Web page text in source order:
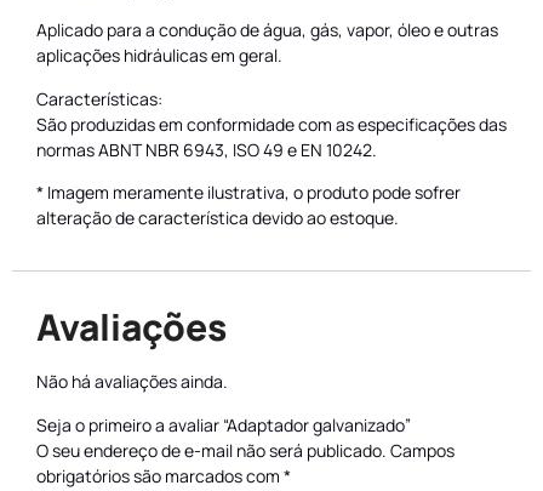
Aplicado para a condução de água, gás, vapor, óleo e outras
aplicações hidráulicas em geral.
Características:
São produzidas em conformidade com as especificações das
normas ABNT NBR 6943, ISO 49 e EN 10242.
* Imagem meramente ilustrativa, o produto pode sofrer
alteração de característica devido ao estoque.
Avaliações
Não há avaliações ainda.
Seja o primeiro a avaliar “Adaptador galvanizado”
O seu endereço de e-mail não será publicado. Campos
obrigatórios são marcados com *